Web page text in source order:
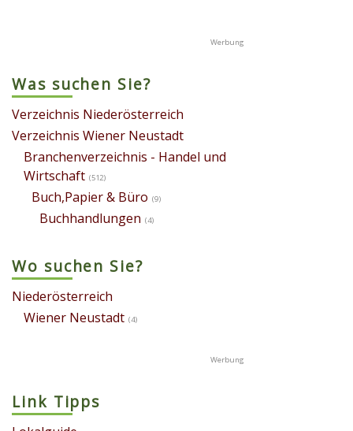
Was suchen Sie?
Verzeichnis Niederösterreich
Verzeichnis Wiener Neustadt
Branchenverzeichnis - Handel und
Wirtschaft (512)
Buch,Papier & Büro (9)
Buchhandlungen (4)
Wo suchen Sie?
Niederösterreich
Wiener Neustadt (4)
Link Tipps